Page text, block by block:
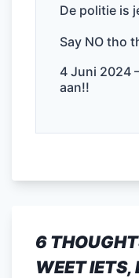
De politie is
Say NO tho
4 Juni 2024
aan!!
6
WEET IETS,